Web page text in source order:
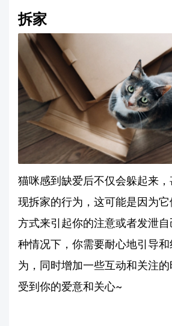
拆家
猫咪感到缺爱后不仅会躲起来
现拆家的行为，这可能是因为
方式来引起你的注意或者发泄
种情况下，你需要耐心地引导
为，同时增加一些互动和关注
受到你的爱意和关心~